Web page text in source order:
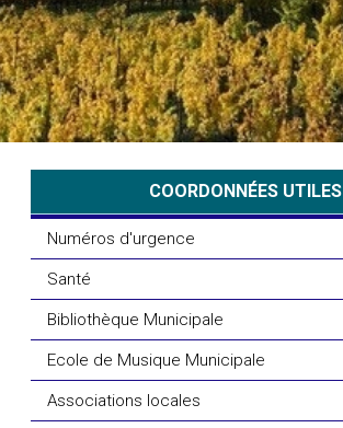
COORDONNÉES UTILES
Numéros d'urgence
Santé
Bibliothèque Municipale
Ecole de Musique Municipale
Associations locales